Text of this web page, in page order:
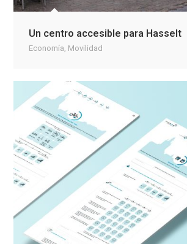
Un centro accesible para Hasselt
Economía, Movilidad